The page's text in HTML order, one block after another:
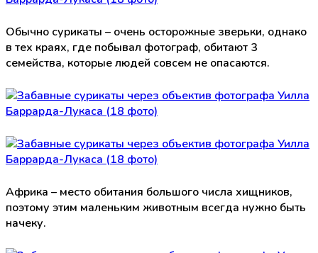
Обычно сурикаты – очень осторожные зверьки, однако
в тех краях, где побывал фотограф, обитают 3
семейства, которые людей совсем не опасаются.
Африка – место обитания большого числа хищников,
поэтому этим маленьким животным всегда нужно быть
начеку.